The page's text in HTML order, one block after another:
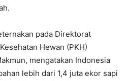
pada Direktorat
Hewan (PKH)
, mengatakan Indonesia
lebih dari 1,4 juta ekor sapi